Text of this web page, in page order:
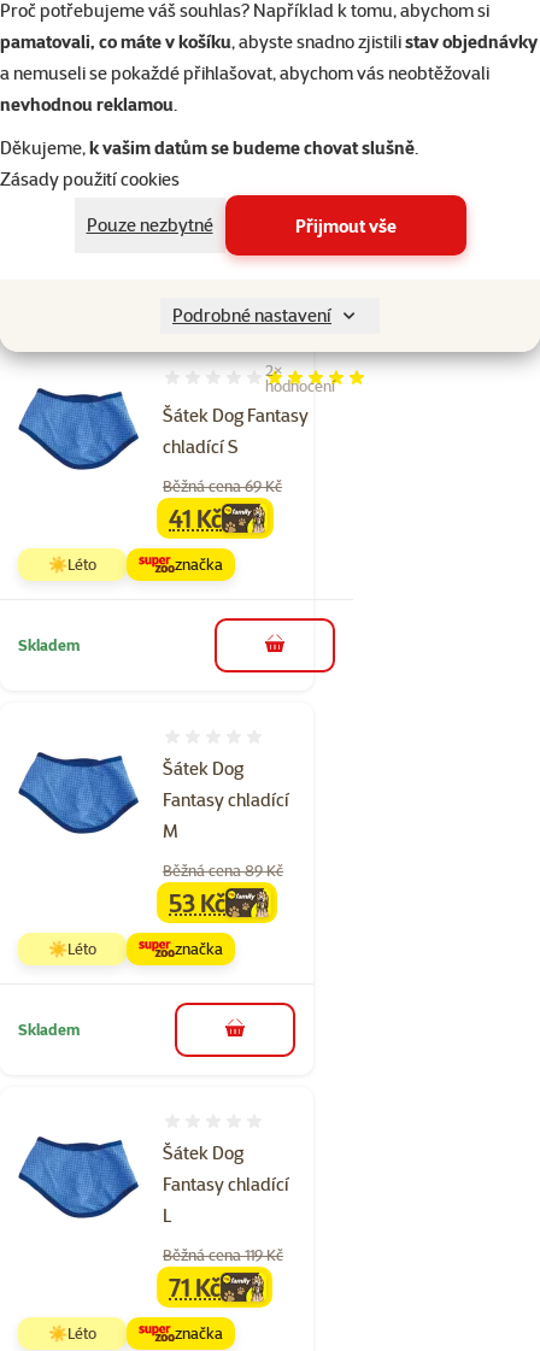
Proč potřebujeme váš souhlas? Například k tomu, abychom si
pamatovali, co máte v košíku, abyste snadno zjistilistav objednávky
a nemuseli se pokaždé přihlašovat, abychom vás neobtěžovali
nevhodnou reklamou.
Děkujeme,k vašim datům se budeme chovat slušně.
Zásady použití cookies
Pouze nezbytné
Přijmout vše
Podrobné nastavení
Vesta Dog
Fantasy chladící
XL 40cm
familycena
239 Kč
značka
Šátek Dog Fantasy
chladící S
Hodnocení 100%, počet hodnocení: 2
2×
hodnocení
Běžná cena 69 Kč
familycena
41 Kč
☀️Léto značka
Skladem do košíku
Šátek Dog
Fantasy chladící
M
Běžná cena 89 Kč
familycena
53 Kč
☀️Léto značka
Skladem do košíku
Šátek Dog
Fantasy chladící
L
Běžná cena 119 Kč
familycena
71 Kč
☀️Léto značka